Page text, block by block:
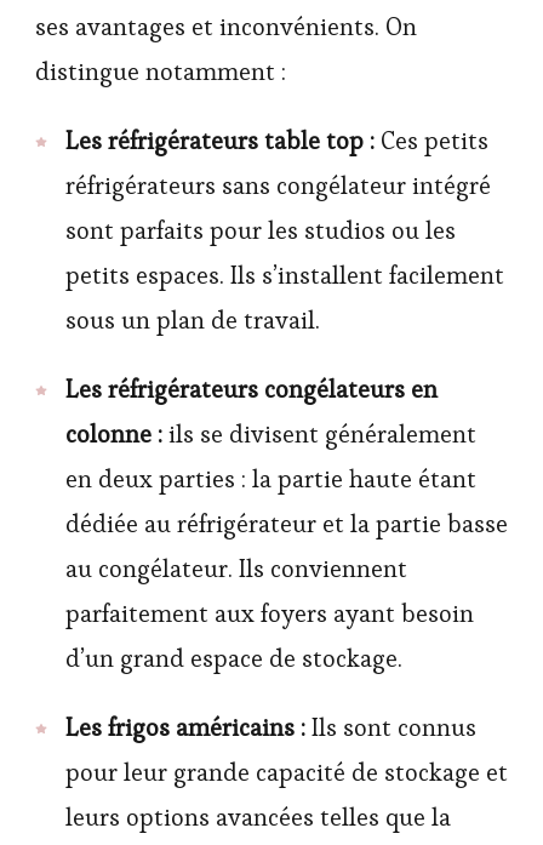
ses avantages et inconvénients. On
distingue notamment :
Les réfrigérateurs table top : Ces petits
réfrigérateurs sans congélateur intégré
sont parfaits pour les studios ou les
petits espaces. Ils s’installent facilement
sous un plan de travail.
Les réfrigérateurs congélateurs en
colonne :ils se divisent généralement
en deux parties : la partie haute étant
dédiée au réfrigérateur et la partie basse
au congélateur. Ils conviennent
parfaitement aux foyers ayant besoin
d’un grand espace de stockage.
Les frigos américains :Ils sont connus
pour leur grande capacité de stockage et
leurs options avancées telles que la